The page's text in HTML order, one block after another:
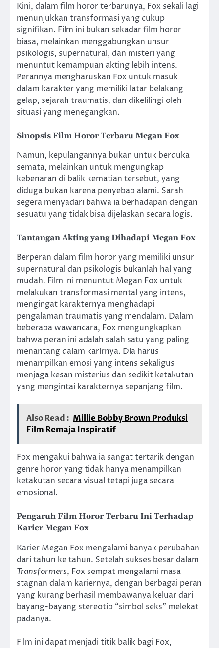
Kini, dalam film horor terbarunya, Fox sekali lagi
menunjukkan transformasi yang cukup
signifikan. Film ini bukan sekadar film horor
biasa, melainkan menggabungkan unsur
psikologis, supernatural, dan misteri yang
menuntut kemampuan akting lebih intens.
Perannya mengharuskan Fox untuk masuk
dalam karakter yang memiliki latar belakang
gelap, sejarah traumatis, dan dikelilingi oleh
situasi yang menegangkan.
Sinopsis Film Horor Terbaru Megan Fox
Namun, kepulangannya bukan untuk berduka
semata, melainkan untuk mengungkap
kebenaran di balik kematian tersebut, yang
diduga bukan karena penyebab alami. Sarah
segera menyadari bahwa ia berhadapan dengan
sesuatu yang tidak bisa dijelaskan secara logis.
Tantangan Akting yang Dihadapi Megan Fox
Berperan dalam film horor yang memiliki unsur
supernatural dan psikologis bukanlah hal yang
mudah. Film ini menuntut Megan Fox untuk
melakukan transformasi mental yang intens,
mengingat karakternya menghadapi
pengalaman traumatis yang mendalam. Dalam
beberapa wawancara, Fox mengungkapkan
bahwa peran ini adalah salah satu yang paling
menantang dalam karirnya. Dia harus
menampilkan emosi yang intens sekaligus
menjaga kesan misterius dan sedikit ketakutan
yang mengintai karakternya sepanjang film.
Also Read : Millie Bobby Brown Produksi
Film Remaja Inspiratif
Fox mengakui bahwa ia sangat tertarik dengan
genre horor yang tidak hanya menampilkan
ketakutan secara visual tetapi juga secara
emosional.
Pengaruh Film Horor Terbaru Ini Terhadap
Karier Megan Fox
Karier Megan Fox mengalami banyak perubahan
dari tahun ke tahun. Setelah sukses besar dalam
Transformers, Fox sempat mengalami masa
stagnan dalam kariernya, dengan berbagai peran
yang kurang berhasil membawanya keluar dari
bayang-bayang stereotip “simbol seks” melekat
padanya.
Film ini dapat menjadi titik balik bagi Fox,